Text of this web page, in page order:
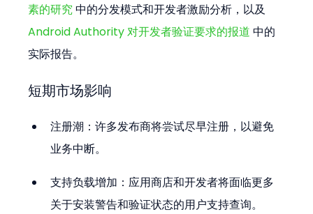
素的研究 中的分发模式和开发者激励分析，以及
Android Authority 对开发者验证要求的报道 中的
实际报告。
短期市场影响
注册潮：许多发布商将尝试尽早注册，以避免
业务中断。
支持负载增加：应用商店和开发者将面临更多
关于安装警告和验证状态的用户支持查询。